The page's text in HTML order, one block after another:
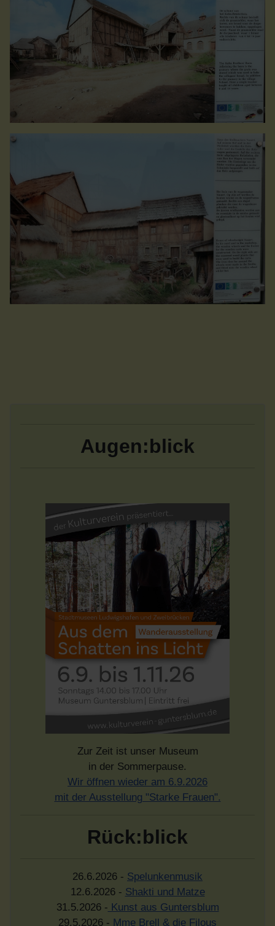
Augen:blick
Zur Zeit ist unser Museum
in der Sommerpause.
Wir öffnen wieder am 6.9.2026
mit der Ausstellung "Starke Frauen".
Rück:blick
26.6.2026 - Spelunkenmusik
12.6.2026 - Shakti und Matze
31.5.2026 - Kunst aus Guntersblum
29.5.2026 - Mme Brell & die Filous